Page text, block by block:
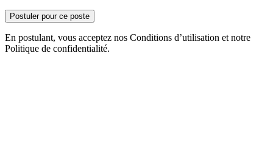
Postuler pour ce poste
En postulant, vous acceptez nos Conditions d’utilisation et notre
Politique de confidentialité.